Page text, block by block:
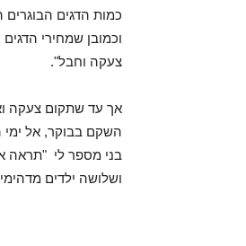
כמות הדגים הבוגרים
וכמובן שמחירי
צעקה וחבל".
אך עד שתקום צעקה
השקם בבוקר, אל ימי
בני מספר לי "תראה
ושלושה ילדים